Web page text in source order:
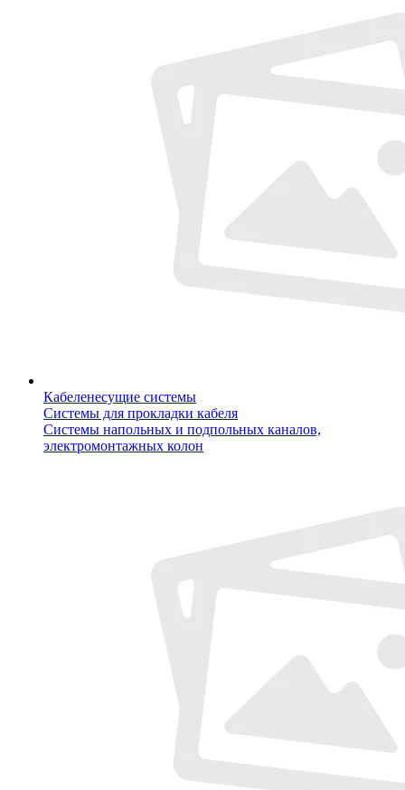
Кабеленесущие системы
Системы для прокладки кабеля
Системы напольных и подпольных каналов,
электромонтажных колон